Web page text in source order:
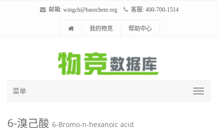
邮箱: wingch@basechem.org 客服: 400-700-1514
我的物竞 帮助中心
菜单
6-溴己酸 6-Bromo-n-hexanoic acid